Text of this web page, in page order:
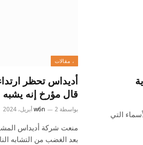
التي
، مقالات
قال مؤرخ إنه يشبه
بواسطة w6n 2 أبريل، 2024
بعد الغضب من التشابه